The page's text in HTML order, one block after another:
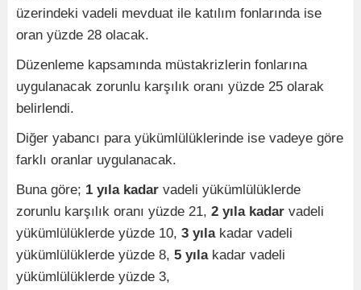
üzerindeki vadeli mevduat ile katılım fonlarında ise
oran yüzde 28 olacak.
Düzenleme kapsamında müstakrizlerin fonlarına
uygulanacak zorunlu karşılık oranı yüzde 25 olarak
belirlendi.
Diğer yabancı para yükümlülüklerinde ise vadeye göre
farklı oranlar uygulanacak.
Buna göre; 1 yıla kadar vadeli yükümlülüklerde
zorunlu karşılık oranı yüzde 21, 2 yıla kadar vadeli
yükümlülüklerde yüzde 10, 3 yıla kadar vadeli
yükümlülüklerde yüzde 8, 5 yıla kadar vadeli
yükümlülüklerde yüzde 3,